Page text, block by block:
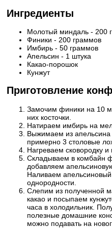
Ингредиенты
Молотый миндаль - 200
Финики - 200 граммов
Имбирь - 50 граммов
Апельсин - 1 штука
Какао-порошок
Кунжут
Приготовление
Замочим финики на 10
них косточки.
Натираем имбирь на
Выжимаем из апельсина
примерно 3 столовые
Нагреваем сковородку
Складываем в комбайн
добавляем
Наливаем
однородности.
Слепим из полученной
какао и посыпаем
часа в холодильник.
полезные домашние
можно подавать на